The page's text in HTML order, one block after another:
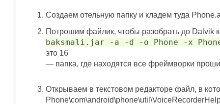
Создаем отельную папку и кладем туда
Потрошим файлик, чтобы разобрать до Dalvik
baksmali.jar -a -d -o Phone -x
это 16
— папка, где находятся все фреймворки
Открываем в текстовом редакторе файл, в